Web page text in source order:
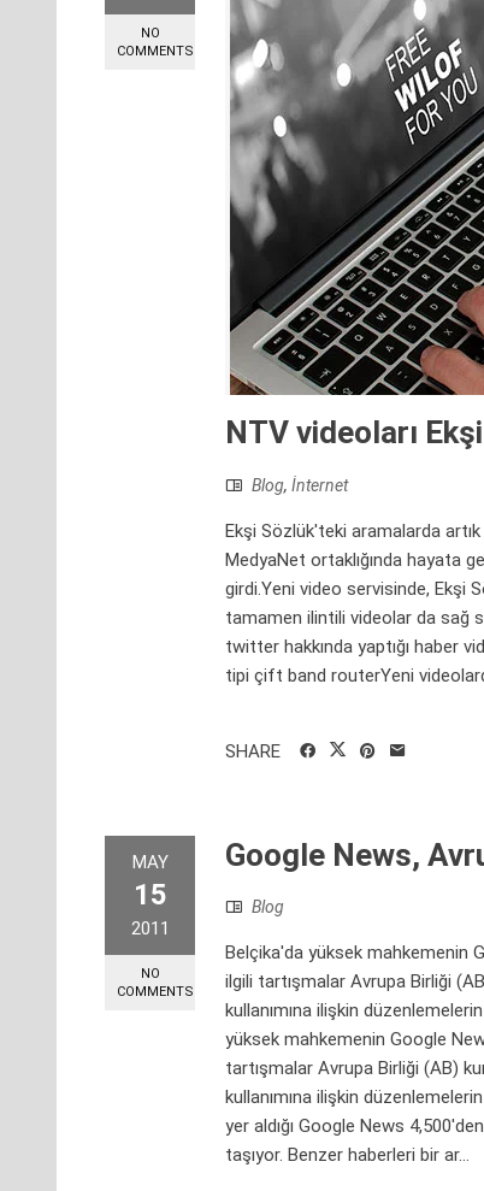
NO
COMMENTS
NTV videoları
Blog, İnternet
Ekşi Sözlük'teki aramalarda
MedyaNet ortaklığında hayata
girdi.Yeni video servisinde, Ekşi
tamamen ilintili videolar da sağ
twitter hakkında yaptığı haber
tipi çift band routerYeni
SHARE
MAY
15
2011
NO
COMMENTS
Google News,
Blog
Belçika'da yüksek mahkemenin
ilgili tartışmalar Avrupa Birliği
kullanımına ilişkin
yüksek mahkemenin Google
tartışmalar Avrupa Birliği (AB)
kullanımına ilişkin
yer aldığı Google News
taşıyor. Benzer haberleri bir ar...